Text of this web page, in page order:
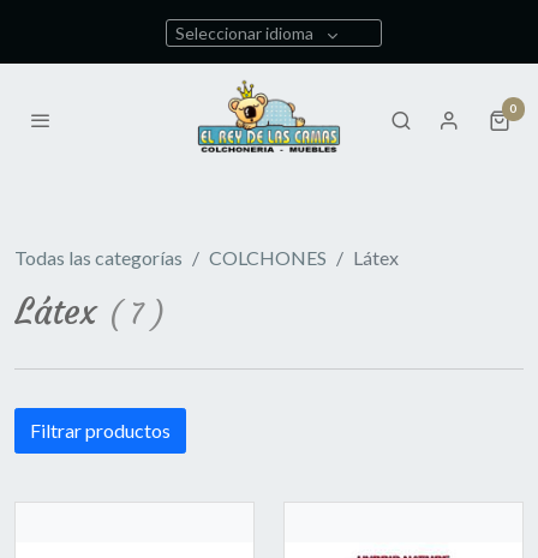
Seleccionar idioma
0
Todas las categorías COLCHONES Látex
Látex ( 7 )
Filtrar productos